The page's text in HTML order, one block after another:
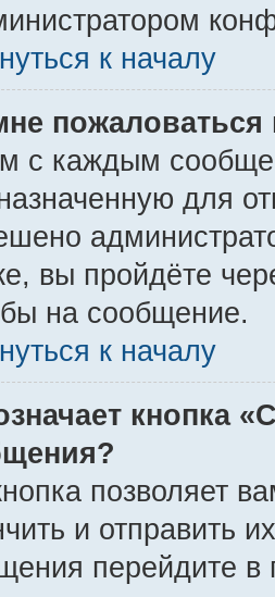
к началу
с каждым
для
вы пройдёте
на сообщение.
к началу
кнопка
позволяет
и отправить
перейдите в